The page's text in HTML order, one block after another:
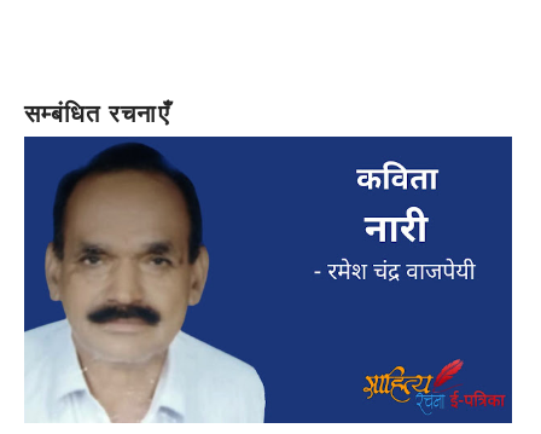
सम्बंधित रचनाएँ